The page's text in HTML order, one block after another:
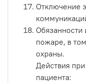
Отключение
пожаре, в
охраны.
Действия
пациента: